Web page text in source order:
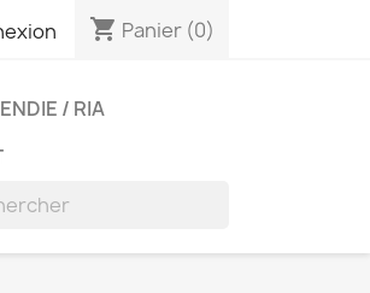
shopping_cart Panier (0)
/ RIA